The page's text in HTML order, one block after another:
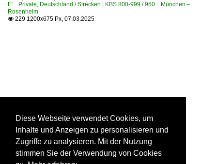
E' Private, Deutschland / Strecken | KBS 800-999 / 950 München –
Rosenheim
 229 1200x675 Px, 07.03.2025
Diese Webseite verwendet Cookies, um
Inhalte und Anzeigen zu personalisieren und
Zugriffe zu analysieren. Mit der Nutzung
stimmen Sie der Verwendung von Cookies